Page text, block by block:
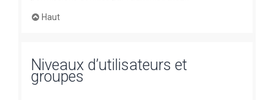
Haut
Niveaux d’utilisateurs et
groupes